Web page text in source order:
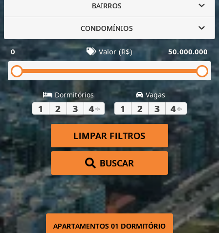
BAIRROS
CONDOMÍNIOS
0 Valor (R$) 50.000.000
Dormitórios
1 2 3 4+
Vagas
1 2 3 4+
LIMPAR FILTROS
BUSCAR
APARTAMENTOS 01 DORMITÓRIO